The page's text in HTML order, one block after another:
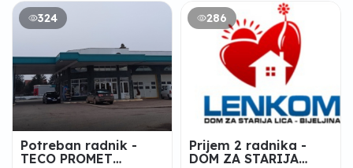
324
Potreban radnik -
TECO PROMET
286
Prijem 2 radnika -
DOM ZA STARIJA